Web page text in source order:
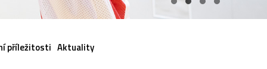
příležitosti Aktuality